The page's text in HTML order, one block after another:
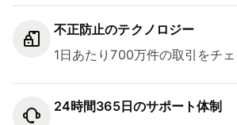
不正防止のテクノロジー
1日あたり700万件の取引をチェ
24時間365日のサポート体制